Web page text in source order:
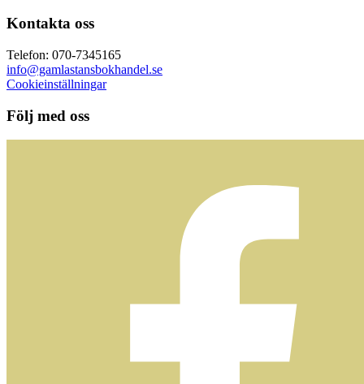
Kontakta oss
Telefon: 070-7345165
info@gamlastansbokhandel.se
Cookieinställningar
Följ med oss